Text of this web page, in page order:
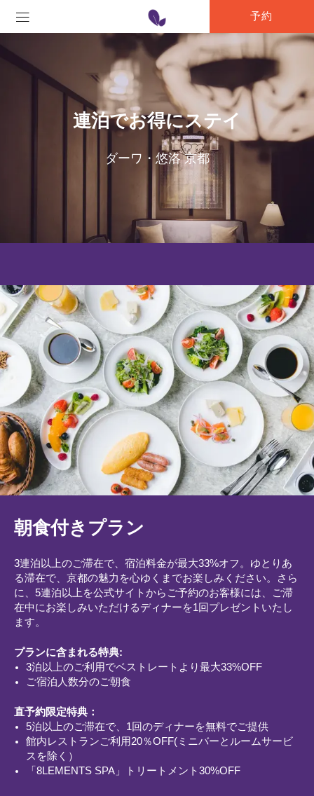
予約
連泊でお得にステイ
ダーワ・悠洛 京都
朝食付きプラン
3連泊以上のご滞在で、宿泊料金が最大33%オフ。ゆとりあ
る滞在で、京都の魅力を心ゆくまでお楽しみください。さら
に、5連泊以上を公式サイトからご予約のお客様には、ご滞
在中にお楽しみいただけるディナーを1回プレゼントいたし
ます。
プランに含まれる特典:
3泊以上のご利用でベストレートより最大33%OFF
ご宿泊人数分のご朝食
直予約限定特典：
5泊以上のご滞在で、1回のディナーを無料でご提供
館内レストランご利用20％OFF(ミニバーとルームサービ
スを除く）
「8LEMENTS SPA」トリートメント30%OFF